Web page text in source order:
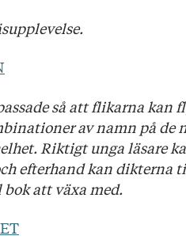
så att flikarna kan
av namn på de
Riktigt unga läsare
efterhand kan dikterna
att växa med.